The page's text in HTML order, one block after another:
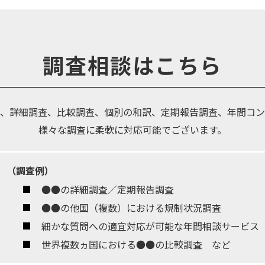
調査相談はこちら
詳細調査、比較調査、個別の和訳、定期報告調査、年間コ
様々な調査に柔軟に対応可能でございます。
（調査例）
●●の詳細調査／定期報告調査
●●の他国（複数）における規制状況調査
細かな質問への適宜対応が可能な年間相談サービス
世界複数ヵ国における●●の比較調査 など